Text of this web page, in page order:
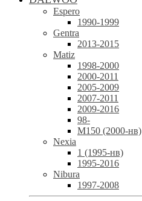
Espero
1990-1999
Gentra
2013-2015
Matiz
1998-2000
2000-2011
2005-2009
2007-2011
2009-2016
98-
М150 (2000-нв)
Nexia
1 (1995-нв)
1995-2016
Nibura
1997-2008